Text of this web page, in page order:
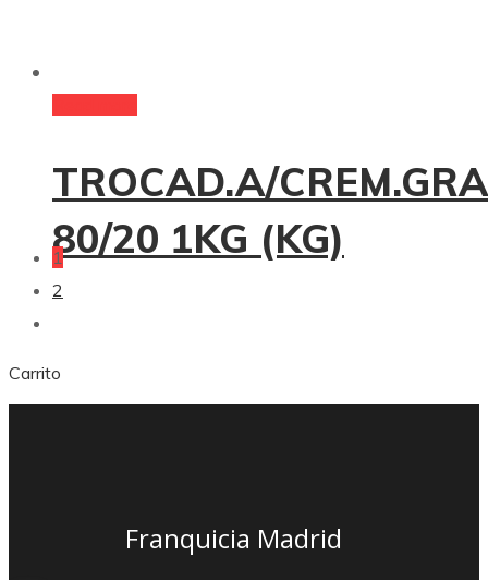
TROCAD.A/
80/20 1KG (KG)
1
2
Carrito
Franquicia Madrid